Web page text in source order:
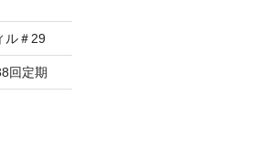
ル＃29
回定期